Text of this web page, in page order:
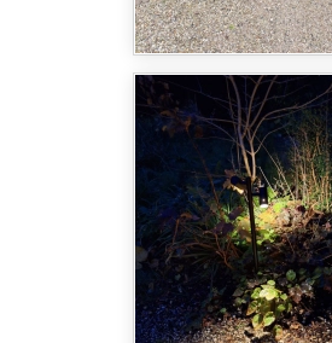
een waardevolle leefomgeving
andere kleine dieren.
De zorgvuldig gekozen
plantvakken maakt de tuin
element draagt bij aan een
zowel praktisch als visueel
resultaat is een tuin waar stijl,
gebruiksgemak perfect